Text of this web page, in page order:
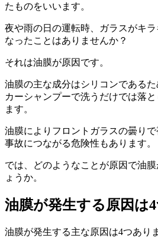
たものをいいます。
夜や雨の日の運転時、ガラスがキ
なったことはありませんか？
それは油膜が原因です。
油膜の主な成分はシリコンであるた
カーシャンプーで洗うだけでは落
ます。
油膜によりフロントガラスの曇り
事故につながる危険性もあります。
では、どのようなことが原因で油
ょうか。
油膜が発生する原因は
油膜が発生する主な原因は4つあり